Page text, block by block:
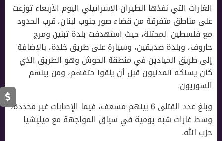
الغارات التي نفذها الطيران الإسرائيلي اليوم الأربعاء توزعت
على مناطق متفرقة من قضاء صور جنوب لبنان، قرب الحدود
مع فلسطين المحتلة، حيث استهدفت بلدة تبنين ومرج
حاروف، وبلدة صديقين، وسيارة على طريق خلدة، بالإضافة
إلى طريق الميادين في منطقة الحوش وهو الطريق الذي
كان يسلكه المدنيون قبل أن يلقوا حتفهم، ومن بينهم
السوريون.
وبلغ عدد القتلى 6 بينهم مسعف، فيما الإصابات غير محددة،
وسط غارات شبه يومية في سياق المواجهة مع ميليشيا
حزب الله.